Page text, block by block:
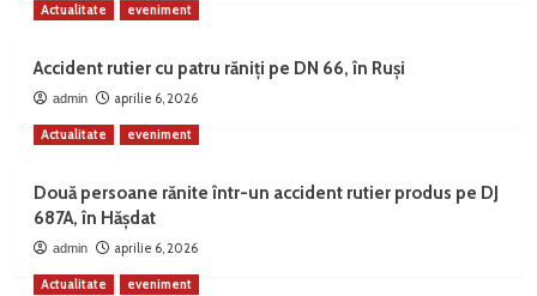
Actualitate eveniment
Accident rutier cu patru răniți pe DN 66, în Ruși
admin aprilie 6, 2026
Actualitate eveniment
Două persoane rănite într-un accident rutier produs pe DJ
687A, în Hășdat
admin aprilie 6, 2026
Actualitate eveniment